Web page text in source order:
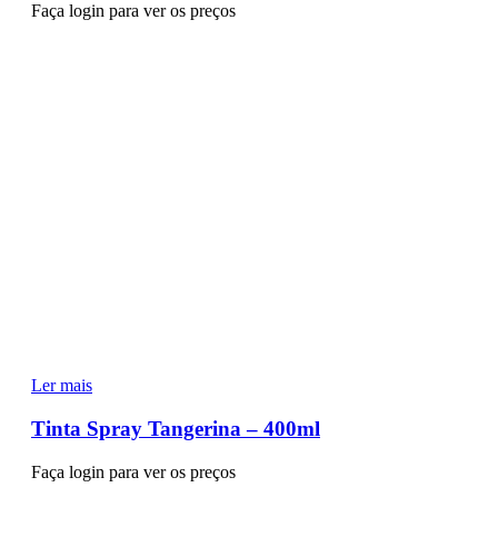
Faça login para ver os preços
Ler mais
Tinta Spray Tangerina – 400ml
Faça login para ver os preços